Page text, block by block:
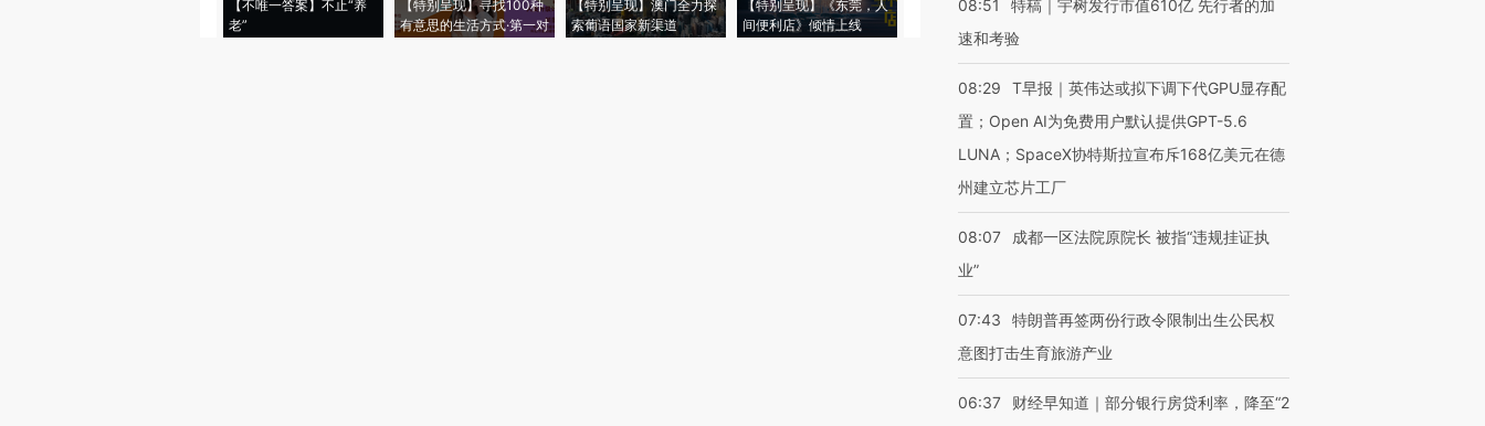
【不唯一答案】不止“养
老”
【特别呈现】寻找100种
有意思的生活方式·第一对
【特别呈现】澳门全力探
索葡语国家新渠道
【特别呈现】《东莞，人
间便利店》倾情上线
会，让数智科技“链”接产
【特别呈现】寻找100种
CFO：不靠规模取胜，华
08:51
特稿｜宇树发行市值610亿 先行者的加
速和考验
08:29
T早报｜英伟达或拟下调下代GPU显存配
置；Open AI为免费用户默认提供GPT-5.6
LUNA；SpaceX协特斯拉宣布斥168亿美元在德
州建立芯片工厂
08:07
成都一区法院原院长 被指“违规挂证执
业”
07:43
特朗普再签两份行政令限制出生公民权
意图打击生育旅游产业
06:37 财经早知道｜部分银行房贷利率，降至“2